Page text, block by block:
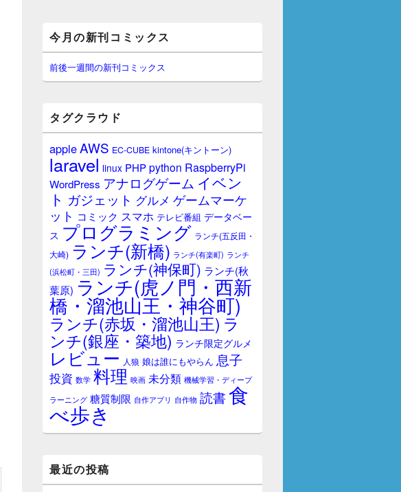
イ
ン
サ
イ
ー
ジ
ッ
ト
今月の新刊コミックス
前後一週間の新刊コミックス
タグクラウド
appleAWS EC-CUBE kintone(キントーン)
laravel linux PHPpython RaspberryPi
WordPress アナログゲーム イベン
ト ガジェット グルメ ゲームマーケ
ット コミック スマホ テレビ番組 データベー
ス プログラミング ランチ(五反田・
大崎) ランチ(新橋) ランチ(有楽町) ランチ
(浜松町・三田) ランチ(神保町) ランチ(秋
葉原) ランチ(虎ノ門・西新
橋・溜池山王・神谷町)
ランチ(赤坂・溜池山王) ラ
ンチ(銀座・築地) ランチ限定グルメ
レビュー 人狼 娘は誰にもやらん 息子
投資 数学 料理 映画 未分類 機械学習・ディープ
ラーニング 糖質制限 自作アプリ 自作物 読書食
べ歩き
最近の投稿